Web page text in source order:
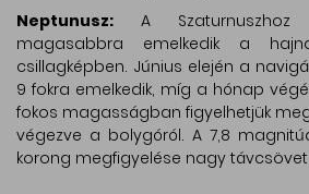
Neptunusz: A Szaturnuszhoz
magasabbra emelkedik a
csillagképben. Június elején a
9 fokra emelkedik, míg a hónap
fokos magasságban figyelhetjük
végezve a bolygóról. A 7,8
korong megfigyelése nagy